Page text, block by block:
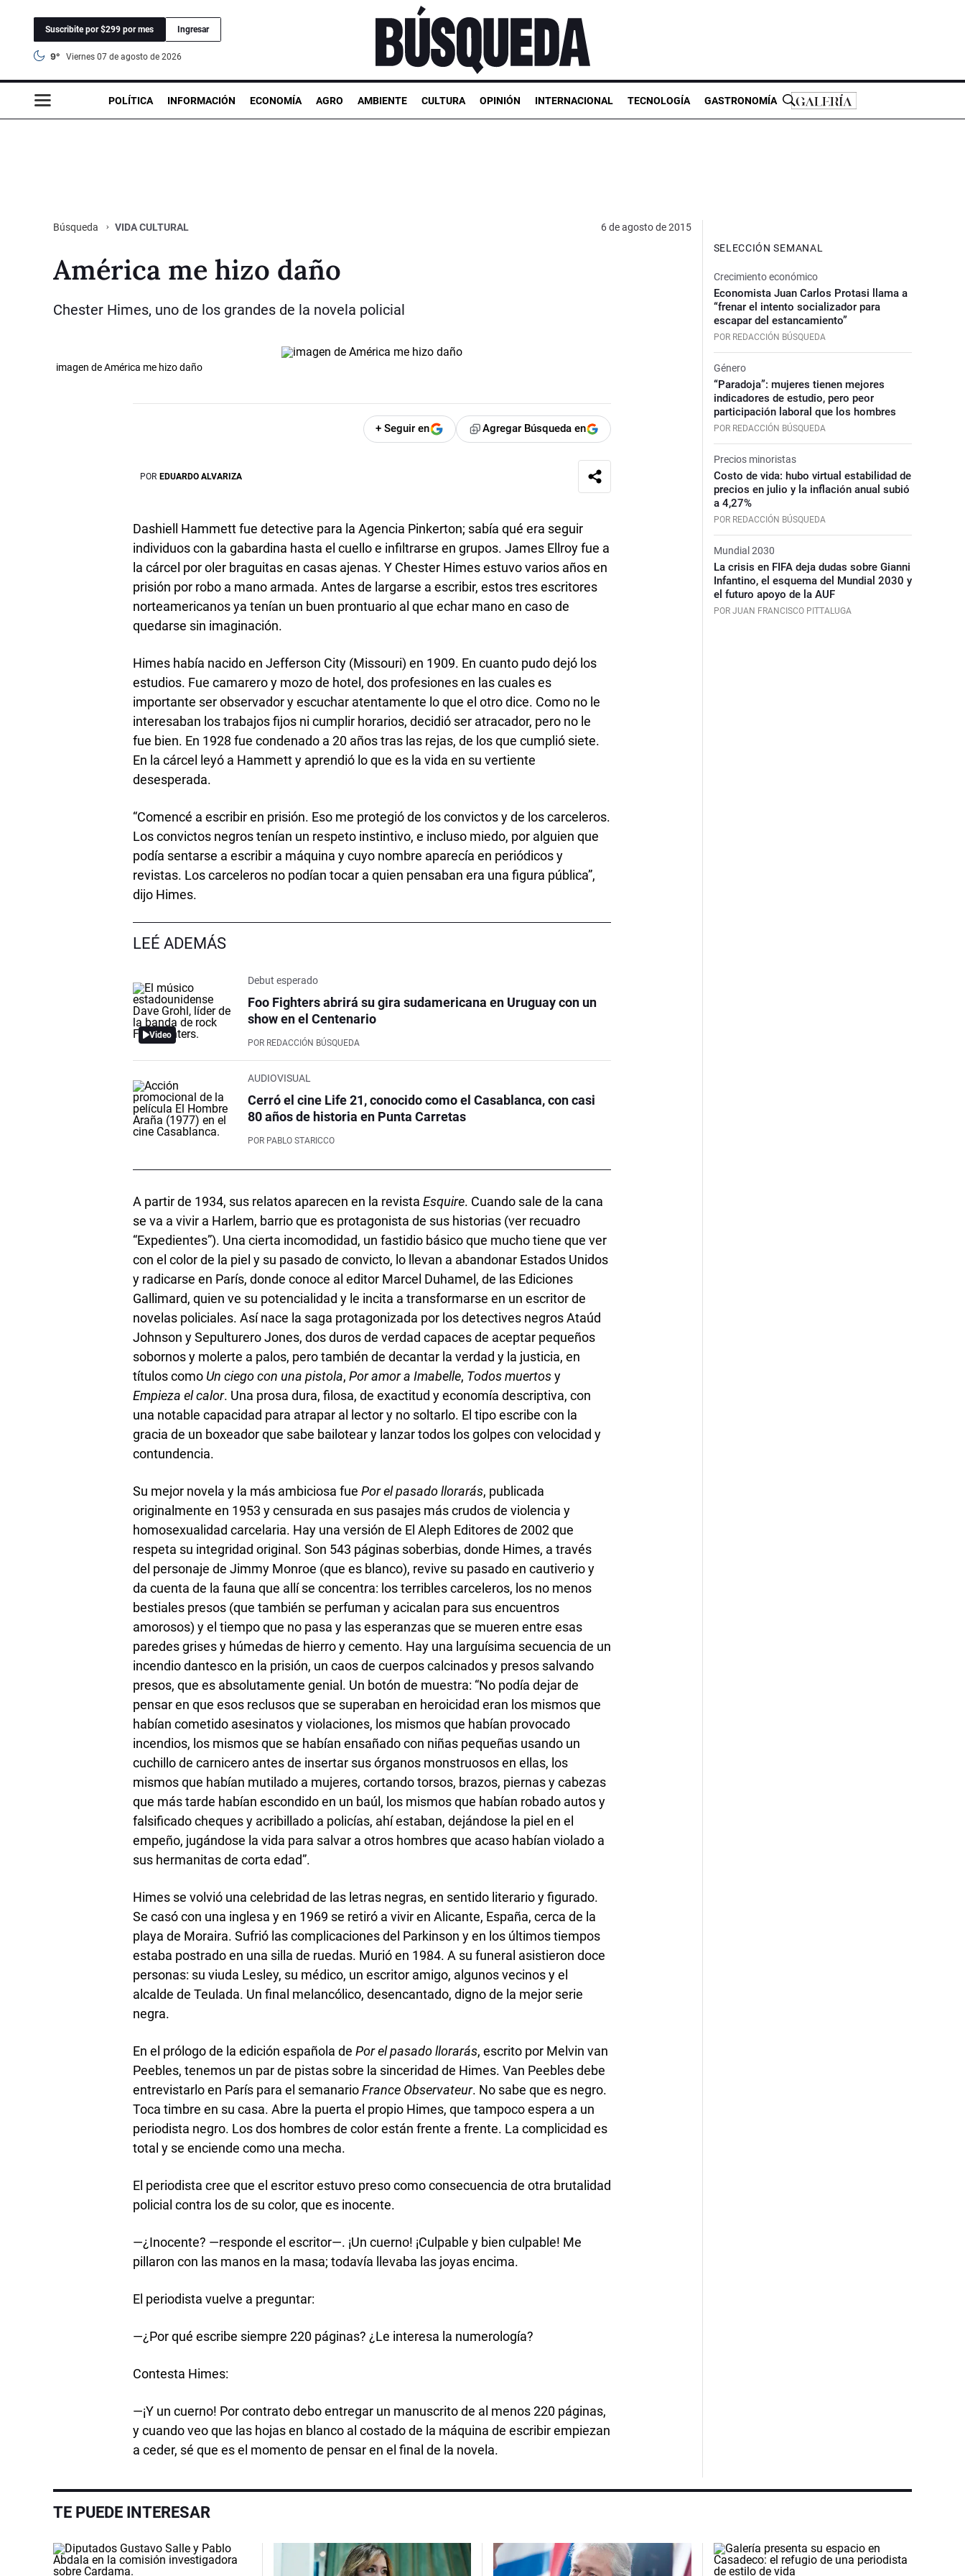
Suscribite por $299 por mes Ingresar
9° viernes 07 de agosto de 2026
POLÍTICA INFORMACIÓN ECONOMÍA AGRO AMBIENTE CULTURA OPINIÓN INTERNACIONAL TECNOLOGÍA GASTRONOMÍA
Búsqueda VIDA CULTURAL 6 de agosto de 2015
América me hizo daño
Chester Himes, uno de los grandes de la novela policial
imagen de América me hizo daño
+ Seguir en Agregar Búsqueda en
POR EDUARDO ALVARIZA
Dashiell Hammett fue detective para la Agencia Pinkerton; sabía qué era seguir
individuos con la gabardina hasta el cuello e infiltrarse en grupos. James Ellroy fue a
la cárcel por oler braguitas en casas ajenas. Y Chester Himes estuvo varios años en
prisión por robo a mano armada. Antes de largarse a escribir, estos tres escritores
norteamericanos ya tenían un buen prontuario al que echar mano en caso de
quedarse sin imaginación.
Himes había nacido en Jefferson City (Missouri) en 1909. En cuanto pudo dejó los
estudios. Fue camarero y mozo de hotel, dos profesiones en las cuales es
importante ser observador y escuchar atentamente lo que el otro dice. Como no le
interesaban los trabajos fijos ni cumplir horarios, decidió ser atracador, pero no le
fue bien. En 1928 fue condenado a 20 años tras las rejas, de los que cumplió siete.
En la cárcel leyó a Hammett y aprendió lo que es la vida en su vertiente
desesperada.
“Comencé a escribir en prisión. Eso me protegió de los convictos y de los carceleros.
Los convictos negros tenían un respeto instintivo, e incluso miedo, por alguien que
podía sentarse a escribir a máquina y cuyo nombre aparecía en periódicos y
revistas. Los carceleros no podían tocar a quien pensaban era una figura pública”,
dijo Himes.
LEÉ ADEMÁS
Video
Debut esperado
Foo Fighters abrirá su gira sudamericana en Uruguay con un
show en el Centenario
POR REDACCIÓN BÚSQUEDA
AUDIOVISUAL
Cerró el cine Life 21, conocido como el Casablanca, con casi
80 años de historia en Punta Carretas
POR PABLO STARICCO
A partir de 1934, sus relatos aparecen en la revistaEsquire. Cuando sale de la cana
se va a vivir a Harlem, barrio que es protagonista de sus historias (ver recuadro
“Expedientes”). Una cierta incomodidad, un fastidio básico que mucho tiene que ver
con el color de la piel y su pasado de convicto, lo llevan a abandonar Estados Unidos
y radicarse en París, donde conoce al editor Marcel Duhamel, de las Ediciones
Gallimard, quien ve su potencialidad y le incita a transformarse en un escritor de
novelas policiales. Así nace la saga protagonizada por los detectives negros Ataúd
Johnson y Sepulturero Jones, dos duros de verdad capaces de aceptar pequeños
sobornos y molerte a palos, pero también de decantar la verdad y la justicia, en
títulos como Un ciego con una pistola,Por amor a Imabelle, Todos muertosy
Empieza el calor. Una prosa dura, filosa, de exactitud y economía descriptiva, con
una notable capacidad para atrapar al lector y no soltarlo. El tipo escribe con la
gracia de un boxeador que sabe bailotear y lanzar todos los golpes con velocidad y
contundencia.
Su mejor novela y la más ambiciosa fuePor el pasado llorarás, publicada
originalmente en 1953 y censurada en sus pasajes más crudos de violencia y
homosexualidad carcelaria. Hay una versión de El Aleph Editores de 2002 que
respeta su integridad original. Son 543 páginas soberbias, donde Himes, a través
del personaje de Jimmy Monroe (que es blanco), revive su pasado en cautiverio y
da cuenta de la fauna que allí se concentra: los terribles carceleros, los no menos
bestiales presos (que también se perfuman y acicalan para sus encuentros
amorosos) y el tiempo que no pasa y las esperanzas que se mueren entre esas
paredes grises y húmedas de hierro y cemento. Hay una larguísima secuencia de un
incendio dantesco en la prisión, un caos de cuerpos calcinados y presos salvando
presos, que es absolutamente genial. Un botón de muestra: “No podía dejar de
pensar en que esos reclusos que se superaban en heroicidad eran los mismos que
habían cometido asesinatos y violaciones, los mismos que habían provocado
incendios, los mismos que se habían ensañado con niñas pequeñas usando un
cuchillo de carnicero antes de insertar sus órganos monstruosos en ellas, los
mismos que habían mutilado a mujeres, cortando torsos, brazos, piernas y cabezas
que más tarde habían escondido en un baúl, los mismos que habían robado autos y
falsificado cheques y acribillado a policías, ahí estaban, dejándose la piel en el
empeño, jugándose la vida para salvar a otros hombres que acaso habían violado a
sus hermanitas de corta edad”.
Himes se volvió una celebridad de las letras negras, en sentido literario y figurado.
Se casó con una inglesa y en 1969 se retiró a vivir en Alicante, España, cerca de la
playa de Moraira. Sufrió las complicaciones del Parkinson y en los últimos tiempos
estaba postrado en una silla de ruedas. Murió en 1984. A su funeral asistieron doce
personas: su viuda Lesley, su médico, un escritor amigo, algunos vecinos y el
alcalde de Teulada. Un final melancólico, desencantado, digno de la mejor serie
negra.
En el prólogo de la edición española dePor el pasado llorarás, escrito por Melvin van
Peebles, tenemos un par de pistas sobre la sinceridad de Himes. Van Peebles debe
entrevistarlo en París para el semanarioFrance Observateur. No sabe que es negro.
Toca timbre en su casa. Abre la puerta el propio Himes, que tampoco espera a un
periodista negro. Los dos hombres de color están frente a frente. La complicidad es
total y se enciende como una mecha.
El periodista cree que el escritor estuvo preso como consecuencia de otra brutalidad
policial contra los de su color, que es inocente.
—¿Inocente? —responde el escritor—. ¡Un cuerno! ¡Culpable y bien culpable! Me
pillaron con las manos en la masa; todavía llevaba las joyas encima.
El periodista vuelve a preguntar:
—¿Por qué escribe siempre 220 páginas? ¿Le interesa la numerología?
Contesta Himes:
—¡Y un cuerno! Por contrato debo entregar un manuscrito de al menos 220 páginas,
y cuando veo que las hojas en blanco al costado de la máquina de escribir empiezan
a ceder, sé que es el momento de pensar en el final de la novela.
SELECCIÓN SEMANAL
Crecimiento económico
Economista Juan Carlos Protasi llama a
“frenar el intento socializador para
escapar del estancamiento”
POR REDACCIÓN BÚSQUEDA
Género
“Paradoja”: mujeres tienen mejores
indicadores de estudio, pero peor
participación laboral que los hombres
POR REDACCIÓN BÚSQUEDA
Precios minoristas
Costo de vida: hubo virtual estabilidad de
precios en julio y la inflación anual subió
a 4,27%
POR REDACCIÓN BÚSQUEDA
Mundial 2030
La crisis en FIFA deja dudas sobre Gianni
Infantino, el esquema del Mundial 2030 y
el futuro apoyo de la AUF
POR JUAN FRANCISCO PITTALUGA
TE PUEDE INTERESAR